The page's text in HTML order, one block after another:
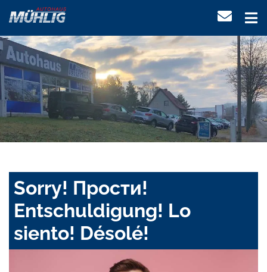
Sorry! Прости!
Entschuldigung! Lo
siento! Désolé!